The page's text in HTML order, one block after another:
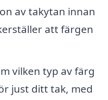
av takytan innan
att färgen
vilken typ av färg
just ditt tak, med